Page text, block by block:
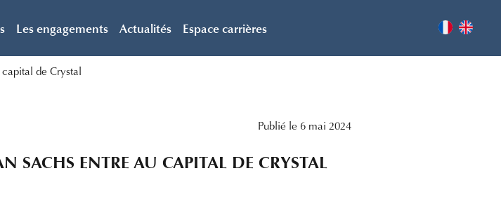
Les engagements Actualités Espace carrières
de Crystal
Publié le 6 mai 2024
SACHS ENTRE AU CAPITAL DE CRYSTAL